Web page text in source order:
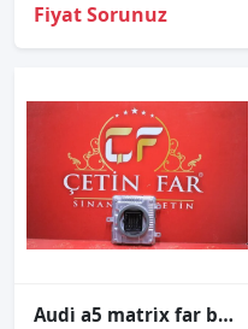
Fiyat Sorunuz
Audi̇ a5 matri̇x far beyni̇ sıfır orj 95c941591ae